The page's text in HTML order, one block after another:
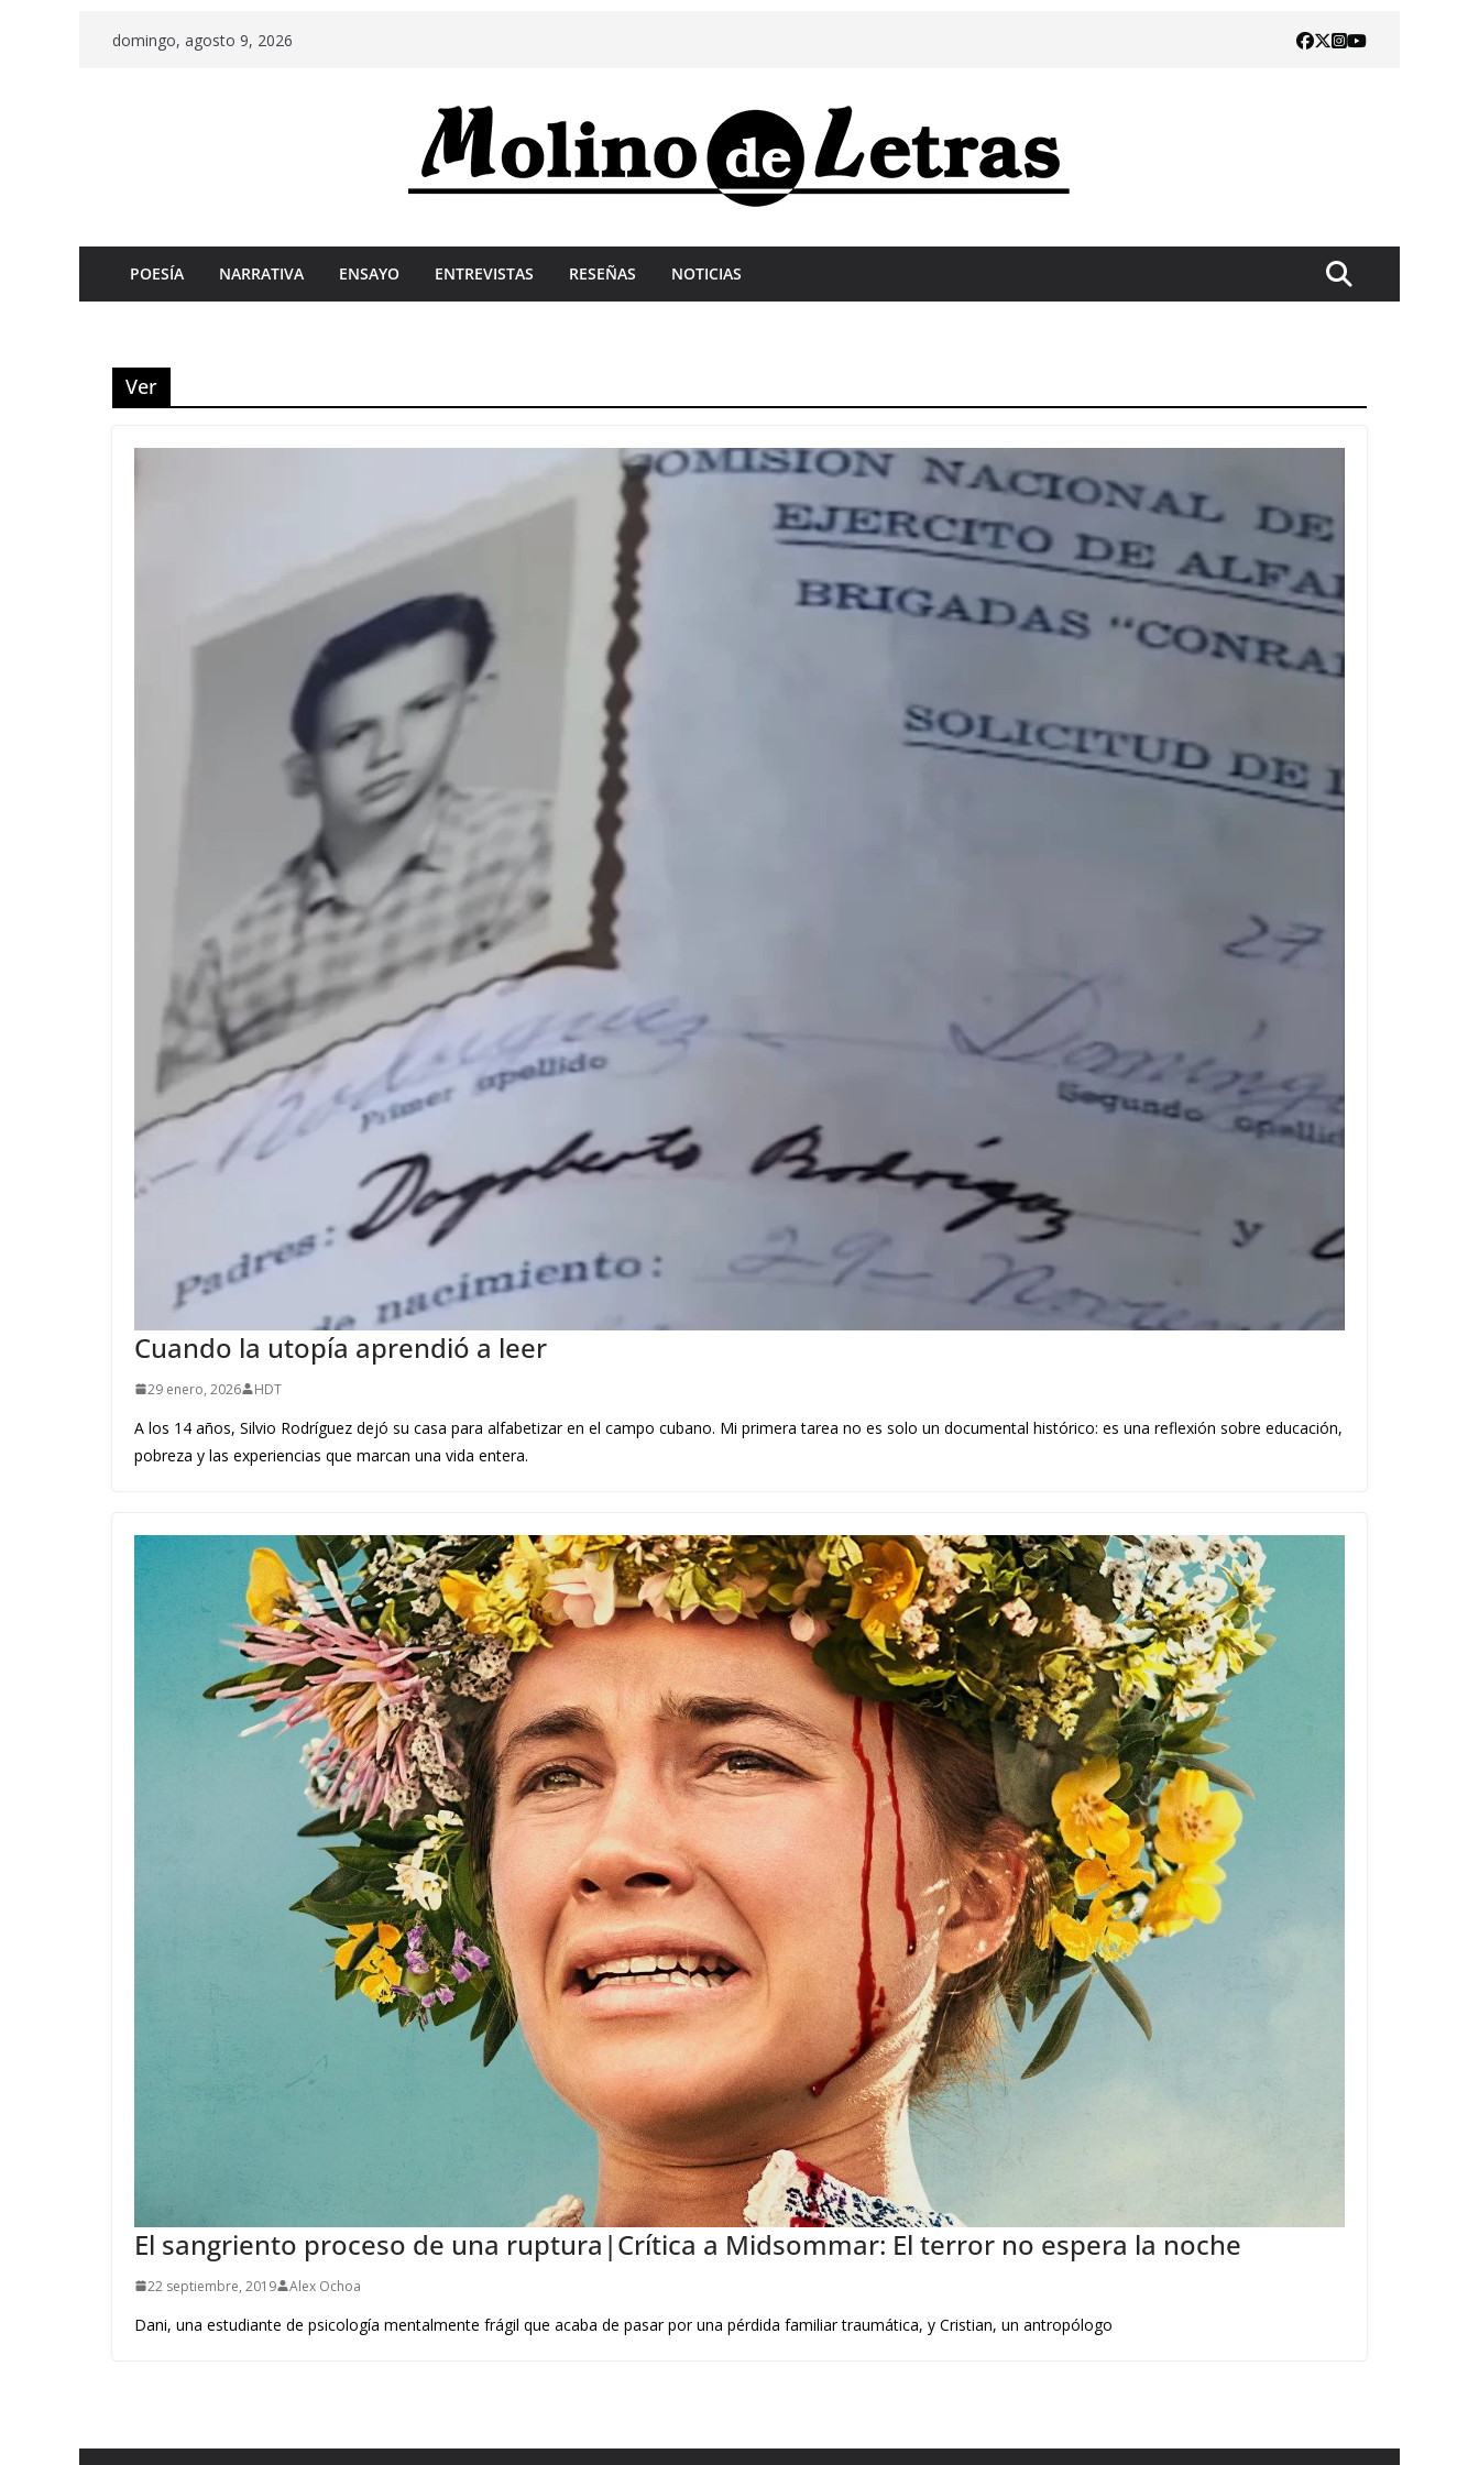
domingo, agosto 9, 2026
POESÍA NARRATIVA ENSAYO ENTREVISTAS RESEÑAS NOTICIAS
Ver
Cuando la utopía aprendió a leer
29 enero, 2026 HDT
A los 14 años, Silvio Rodríguez dejó su casa para alfabetizar en el campo cubano. Mi primera tarea no es solo un documental histórico: es una reflexión sobre educación,
pobreza y las experiencias que marcan una vida entera.
El sangriento proceso de una ruptura|Crítica a Midsommar: El terror no espera la noche
22 septiembre, 2019 Alex Ochoa
Dani, una estudiante de psicología mentalmente frágil que acaba de pasar por una pérdida familiar traumática, y Cristian, un antropólogo